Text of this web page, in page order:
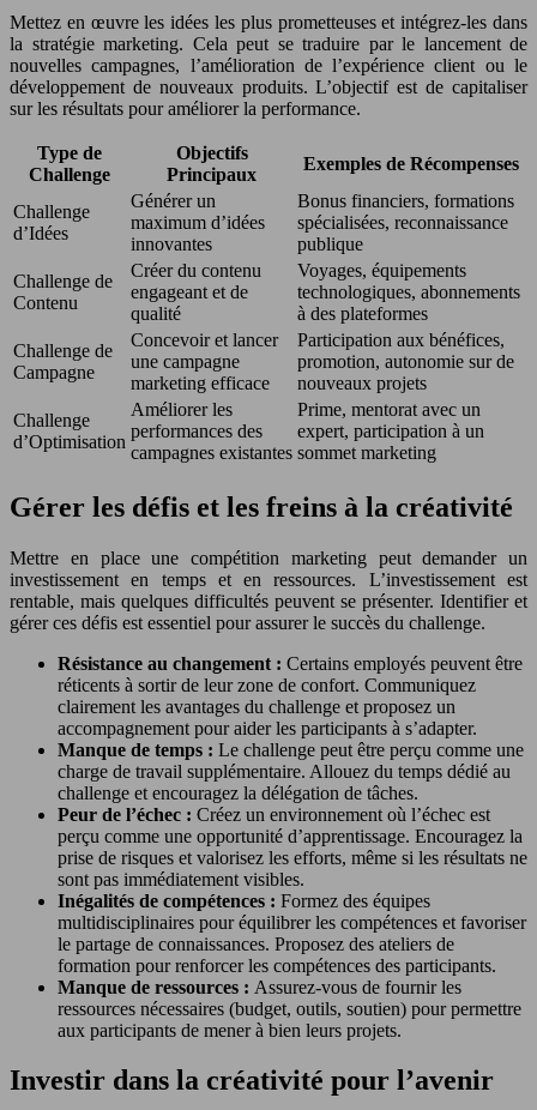
Mettez en œuvre les idées les plus prometteuses et intégrez-les dans
la stratégie marketing. Cela peut se traduire par le lancement de
nouvelles campagnes, l’amélioration de l’expérience client ou le
développement de nouveaux produits. L’objectif est de capitaliser
sur les résultats pour améliorer la performance.
Type de
Challenge
Objectifs
Principaux
Exemples de Récompenses
Challenge
d’Idées
Générer un
maximum d’idées
innovantes
Bonus financiers, formations
spécialisées, reconnaissance
publique
Challenge de
Contenu
Créer du contenu
engageant et de
qualité
Voyages, équipements
technologiques, abonnements
à des plateformes
Challenge de
Campagne
Concevoir et lancer
une campagne
marketing efficace
Participation aux bénéfices,
promotion, autonomie sur de
nouveaux projets
Challenge
d’Optimisation
Améliorer les
performances des
campagnes existantes
Prime, mentorat avec un
expert, participation à un
sommet marketing
Gérer les défis et les freins à la créativité
Mettre en place une compétition marketing peut demander un
investissement en temps et en ressources. L’investissement est
rentable, mais quelques difficultés peuvent se présenter. Identifier et
gérer ces défis est essentiel pour assurer le succès du challenge.
Résistance au changement : Certains employés peuvent être
réticents à sortir de leur zone de confort. Communiquez
clairement les avantages du challenge et proposez un
accompagnement pour aider les participants à s’adapter.
Manque de temps : Le challenge peut être perçu comme une
charge de travail supplémentaire. Allouez du temps dédié au
challenge et encouragez la délégation de tâches.
Peur de l’échec : Créez un environnement où l’échec est
perçu comme une opportunité d’apprentissage. Encouragez la
prise de risques et valorisez les efforts, même si les résultats ne
sont pas immédiatement visibles.
Inégalités de compétences : Formez des équipes
multidisciplinaires pour équilibrer les compétences et favoriser
le partage de connaissances. Proposez des ateliers de
formation pour renforcer les compétences des participants.
Manque de ressources : Assurez-vous de fournir les
ressources nécessaires (budget, outils, soutien) pour permettre
aux participants de mener à bien leurs projets.
Investir dans la créativité pour l’avenir